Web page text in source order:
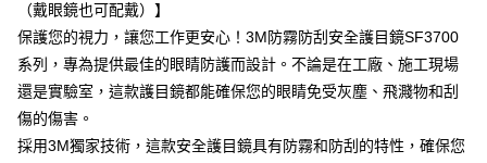
付款後7-11取貨
每筆NT$60
新竹物流(大件商品、貨量較大)
每筆NT$200，滿NT$5,000(含以上)免運費
（戴眼鏡也可配戴）】
保護您的視力，讓您工作更安心！3M防霧防刮安全護目鏡SF3700
系列，專為提供最佳的眼睛防護而設計。不論是在工廠、施工現場
還是實驗室，這款護目鏡都能確保您的眼睛免受灰塵、飛濺物和刮
傷的傷害。
採用3M獨家技術，這款安全護目鏡具有防霧和防刮的特性，確保您